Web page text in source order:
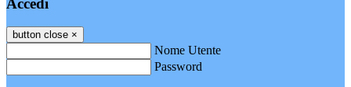
Accedi
button close ×
Nome Utente
Password